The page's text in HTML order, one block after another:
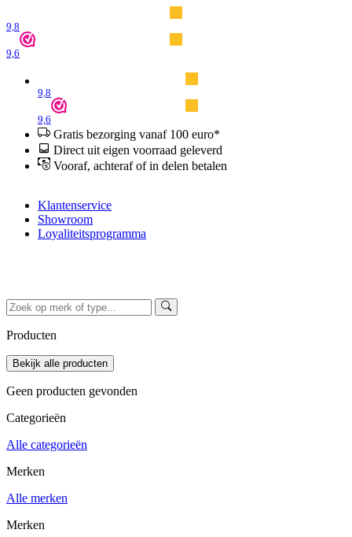
9,8
9,6
9,8
9,6
Gratis bezorging vanaf 100 euro*
Direct uit eigen voorraad geleverd
Vooraf, achteraf of in delen betalen
Klantenservice
Showroom
Loyaliteitsprogramma
Producten
Geen producten gevonden
Categorieën
Alle categorieën
Merken
Alle merken
Merken